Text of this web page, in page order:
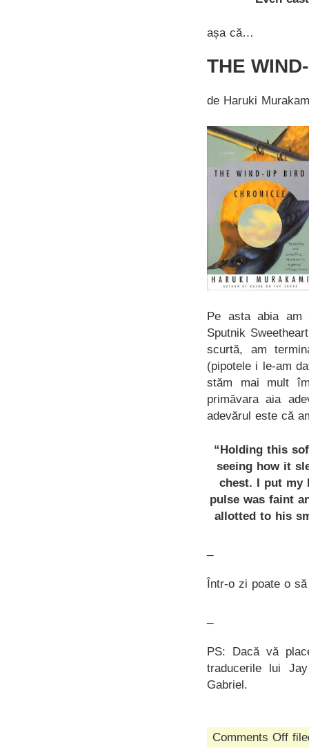
așa că…
THE
de Haruki
Pe asta abia am
Sputnik
scurtă, am
(pipotele i le-am
stăm mai mult
primăvara aia
adevărul este că
“Holding this
seeing how it
chest. I put my
pulse was faint
allotted to his
Într-o zi poate o
PS: Dacă vă
traducerile lui
Gabriel.
Comments Offon
era